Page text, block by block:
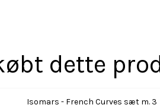
dette
Isomars - French Curves sæt m. 3